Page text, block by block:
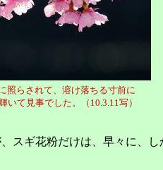
照らされて、溶け落ちる寸前に
見事でした。（10.3.11写）
スギ花粉だけは、早々に、し